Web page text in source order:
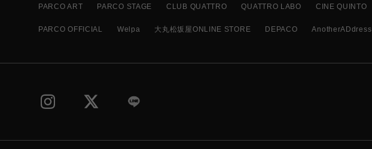
PARCO ART PARCO STAGE CLUB QUATTRO QUATTRO LABO CINE QUINTO
PARCO OFFICIAL Welpa 大丸松坂屋ONLINE STORE DEPACO AnotherADdress